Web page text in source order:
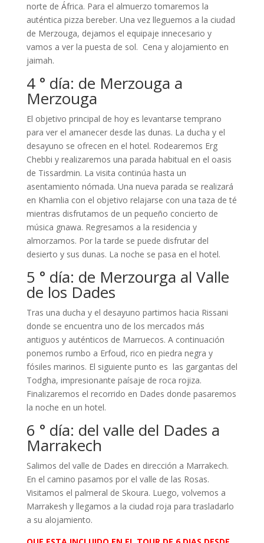
norte de África. Para el almuerzo tomaremos la
auténtica pizza bereber. Una vez lleguemos a la ciudad
de Merzouga, dejamos el equipaje innecesario y
vamos a ver la puesta de sol. Cena y alojamiento en
jaimah.
4 ° día: de Merzouga a
Merzouga
El objetivo principal de hoy es levantarse temprano
para ver el amanecer desde las dunas. La ducha y el
desayuno se ofrecen en el hotel. Rodearemos Erg
Chebbi y realizaremos una parada habitual en el oasis
de Tissardmin. La visita continúa hasta un
asentamiento nómada. Una nueva parada se realizará
en Khamlia con el objetivo relajarse con una taza de té
mientras disfrutamos de un pequeño concierto de
música gnawa. Regresamos a la residencia y
almorzamos. Por la tarde se puede disfrutar del
desierto y sus dunas. La noche se pasa en el hotel.
5 ° día: de Merzourga al Valle
de los Dades
Tras una ducha y el desayuno partimos hacia Rissani
donde se encuentra uno de los mercados más
antiguos y auténticos de Marruecos. A continuación
ponemos rumbo a Erfoud, rico en piedra negra y
fósiles marinos. El siguiente punto es las gargantas del
Todgha, impresionante paísaje de roca rojiza.
Finalizaremos el recorrido en Dades donde pasaremos
la noche en un hotel.
6 ° día: del valle del Dades a
Marrakech
Salimos del valle de Dades en dirección a Marrakech.
En el camino pasamos por el valle de las Rosas.
Visitamos el palmeral de Skoura. Luego, volvemos a
Marrakesh y llegamos a la ciudad roja para trasladarlo
a su alojamiento.